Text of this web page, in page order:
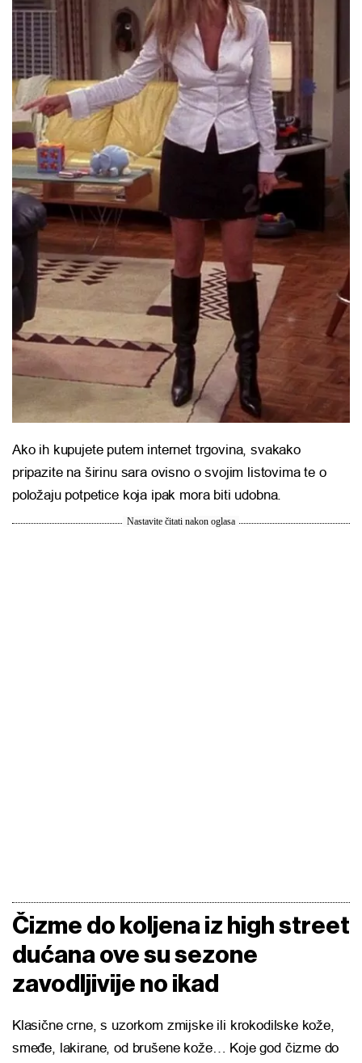
Ako ih kupujete putem internet trgovina, svakako
pripazite na širinu sara ovisno o svojim listovima te o
položaju potpetice koja ipak mora biti udobna.
Nastavite čitati nakon oglasa
Čizme do koljena iz high street
dućana ove su sezone
zavodljivije no ikad
Klasične crne, s uzorkom zmijske ili krokodilske kože,
smeđe, lakirane, od brušene kože… Koje god čizme do